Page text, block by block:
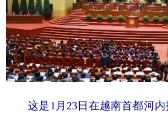
彩票 娱乐
公益 一带一路 亚
文化产业
地方频道
这是1月23日在越南首都河内